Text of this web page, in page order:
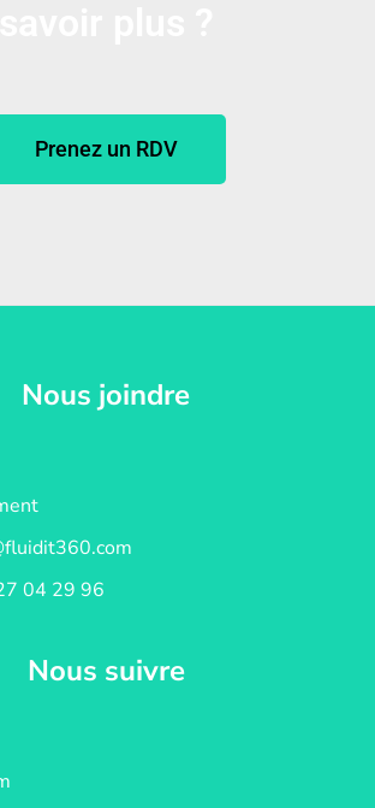
Prenez un RDV
Nous joindre
04 29 96
Nous suivre